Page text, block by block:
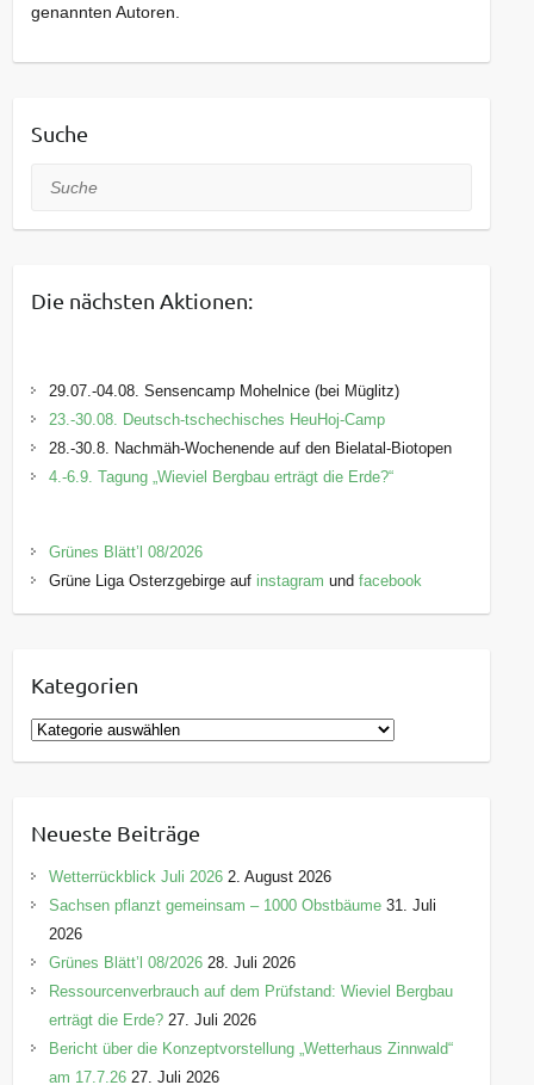
genannten Autoren.
Suche
Suche
Die nächsten Aktionen:
29.07.-04.08. Sensencamp Mohelnice (bei Müglitz)
23.-30.08. Deutsch-tschechisches HeuHoj-Camp
28.-30.8. Nachmäh-Wochenende auf den Bielatal-Biotopen
4.-6.9. Tagung „Wieviel Bergbau erträgt die Erde?“
Grünes Blätt’l 08/2026
Grüne Liga Osterzgebirge auf instagram undfacebook
Kategorien
K
a
g
o
r
e
n
Neueste Beiträge
Wetterrückblick Juli 2026 2. August 2026
Sachsen pflanzt gemeinsam – 1000 Obstbäume 31. Juli
2026
Grünes Blätt’l 08/2026 28. Juli 2026
Ressourcenverbrauch auf dem Prüfstand: Wieviel Bergbau
erträgt die Erde? 27. Juli 2026
Bericht über die Konzeptvorstellung „Wetterhaus Zinnwald“
am 17.7.26 27. Juli 2026